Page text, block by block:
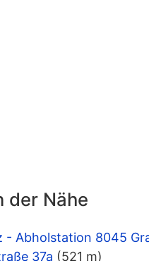
der Nähe
- Abholstation 8045
37a (521 m)